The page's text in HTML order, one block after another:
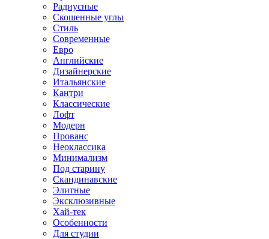
Радиусные
Скошенные углы
Стиль
Современные
Евро
Английские
Дизайнерские
Итальянские
Кантри
Классические
Лофт
Модерн
Прованс
Неоклассика
Минимализм
Под старину
Скандинавские
Элитные
Эксклюзивные
Хай-тек
Особенности
Для студии